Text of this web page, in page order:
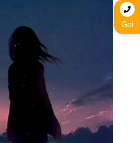
Gọi